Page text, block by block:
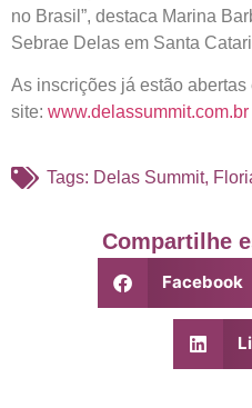
no Brasil”, destaca Marina
Sebrae Delas em Santa
As inscrições já estão
site: www.delassummit.com.br
Tags: Delas Summit,
Compartilhe
Facebook